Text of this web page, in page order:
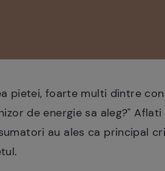
pietei, foarte multi dintre
de energie sa aleg?"
au ales ca principal